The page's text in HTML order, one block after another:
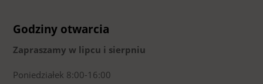
Godziny otwarcia
Zapraszamy w lipcu i sierpniu
Poniedziałek 8:00-16:00